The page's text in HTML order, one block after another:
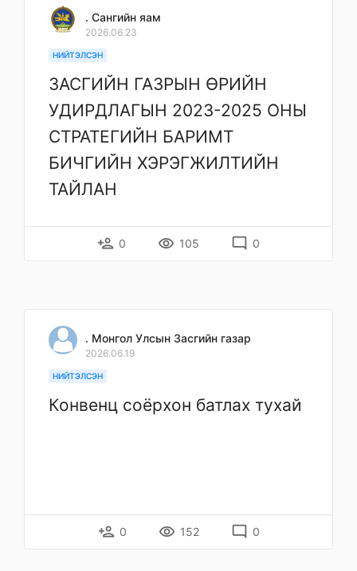
. Сангийн яам
2026.06.23
НИЙТЭЛСЭН
ЗАСГИЙН ГАЗРЫН ӨРИЙН
УДИРДЛАГЫН 2023-2025 ОНЫ
СТРАТЕГИЙН БАРИМТ
БИЧГИЙН ХЭРЭГЖИЛТИЙН
ТАЙЛАН
person_add 0 remove_red_eye 105 mode_comment 0
. Монгол Улсын Засгийн газар
2026.06.19
НИЙТЭЛСЭН
Конвенц соёрхон батлах тухай
person_add 0 remove_red_eye 152 mode_comment 0